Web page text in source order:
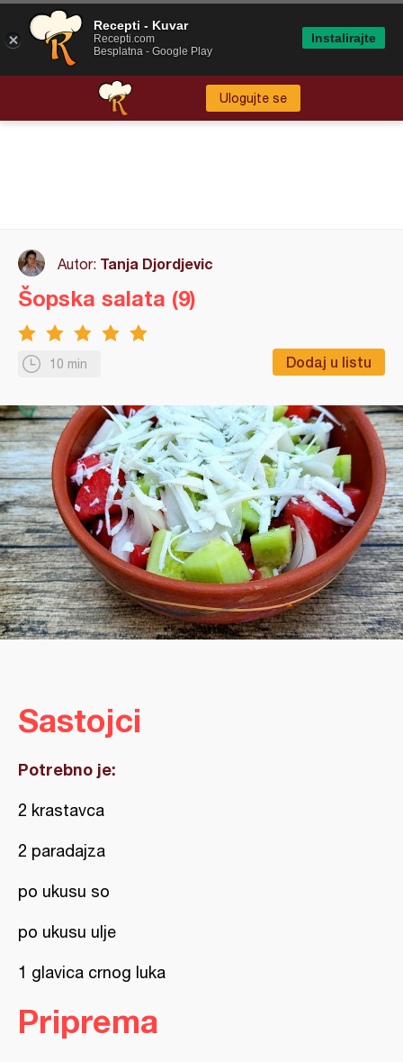
Ulogujte se
Autor: Tanja Djordjevic
10 min Dodaj u listu
Šopska salata (9)
Sastojci
Potrebno je:
2 krastavca
2 paradajza
po ukusu so
po ukusu ulje
1 glavica crnog luka
Priprema
Recepti - Kuvar
Recepti.com
Besplatna - Google Play
Instalirajte